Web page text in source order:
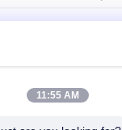
11:55 AM